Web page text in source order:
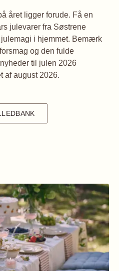
året ligger forude. Få en
julevarer fra Søstrene
i hjemmet. Bemærk
og den fulde
til julen 2026
af august 2026.